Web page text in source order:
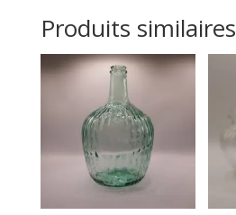
Produits similaires